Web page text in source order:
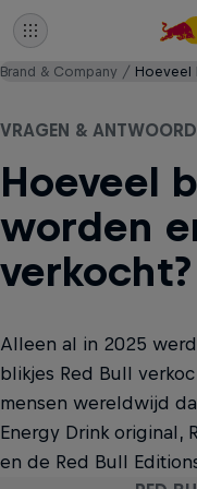
Brand & Company
VRAGEN &
Hoeveel
worden
verkocht?
Alleen al in 2025
blikjes Red Bull
mensen wereldwijd
Energy Drink original,
en de Red Bull